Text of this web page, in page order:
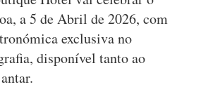
a 5 de Abril de 2026, com
exclusiva no
disponível tanto ao